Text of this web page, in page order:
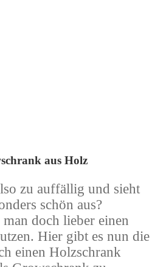
aus Holz
zu auffällig und sieht
schön aus?
doch lieber einen
Hier gibt es nun die
einen Holzschrank